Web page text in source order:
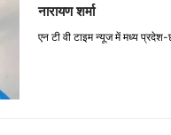
नारायण शर्मा
एन टी वी टाइम न्यूज में मध्य